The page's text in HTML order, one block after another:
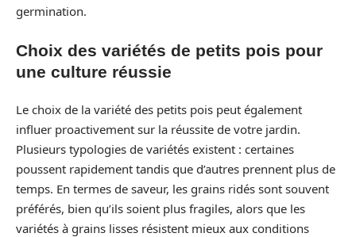
germination.
Choix des variétés de petits pois pour
une culture réussie
Le choix de la variété des petits pois peut également
influer proactivement sur la réussite de votre jardin.
Plusieurs typologies de variétés existent : certaines
poussent rapidement tandis que d’autres prennent plus de
temps. En termes de saveur, les grains ridés sont souvent
préférés, bien qu’ils soient plus fragiles, alors que les
variétés à grains lisses résistent mieux aux conditions